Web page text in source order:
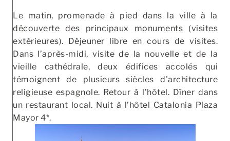
Le matin, promenade à pied dans la ville à la
découverte des principaux monuments (visites
extérieures). Déjeuner libre en cours de visites.
Dans l’après-midi, visite de la nouvelle et de la
vieille cathédrale, deux édifices accolés qui
témoignent de plusieurs siècles d'architecture
religieuse espagnole. Retour à l’hôtel. Dîner dans
un restaurant local. Nuit à l’hôtel Catalonia Plaza
Mayor 4*.